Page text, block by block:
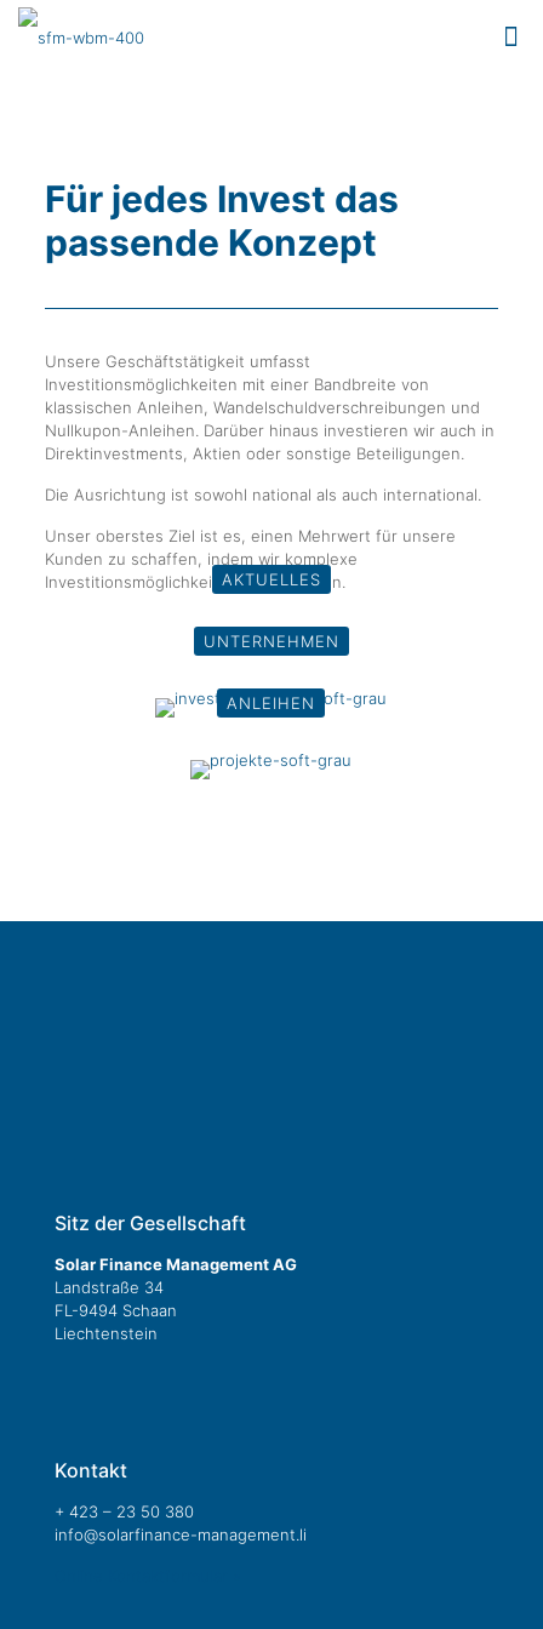
Für jedes Invest das
passende Konzept
Unsere Geschäftstätigkeit umfasst
Investitionsmöglichkeiten mit einer Bandbreite von
klassischen Anleihen, Wandelschuldverschreibungen und
Nullkupon-Anleihen. Darüber hinaus investieren wir auch in
Direktinvestments, Aktien oder sonstige Beteiligungen.
Die Ausrichtung ist sowohl national als auch international.
Unser oberstes Ziel ist es, einen Mehrwert für unsere
Kunden zu schaffen, indem wir komplexe
Investitionsmöglichkeiten vereinfachen.
AKTUELLES
UNTERNEHMEN
ANLEIHEN
Sitz der Gesellschaft
Solar Finance Management AG
Landstraße 34
FL-9494 Schaan
Liechtenstein
Kontakt
+ 423 – 23 50 380
info@solarfinance-management.li